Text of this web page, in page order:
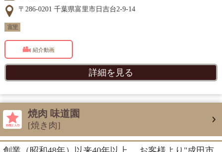
〒286-0201 千葉県富里市日吉台2-9-14
富里
紹介動画
詳細を見る
焼肉 味道園
[焼き肉]